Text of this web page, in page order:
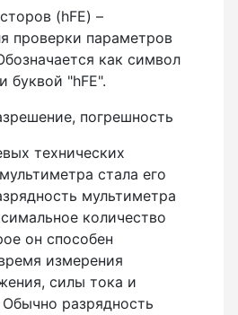
(hFE) –
проверки параметров
как символ
буквой "hFE".
погрешность
технических
стала его
мультиметра
количество
он способен
измерения
силы тока и
разрядность